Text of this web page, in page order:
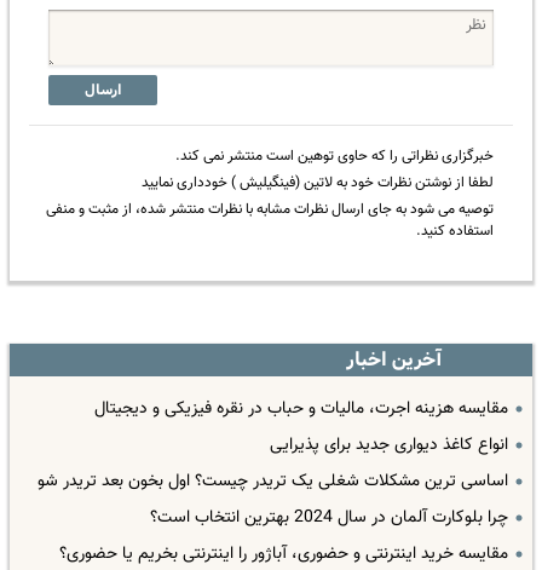
ارسال
خبرگزاری نظراتی را که حاوی توهین است منتشر نمی کند.
لطفا از نوشتن نظرات خود به لاتین (فینگیلیش ) خودداری نمایید
توصیه می شود به جای ارسال نظرات مشابه با نظرات منتشر شده، از مثبت و منفی
استفاده کنید.
آخرین اخبار
مقایسه هزینه اجرت، مالیات و حباب در نقره فیزیکی و دیجیتال
انواع کاغذ دیواری جدید برای پذیرایی
اساسی ترین مشکلات شغلی یک تریدر چیست؟ اول بخون بعد تریدر شو
چرا بلوکارت آلمان در سال 2024 بهترین انتخاب است؟
مقایسه خرید اینترنتی و حضوری، آباژور را اینترنتی بخریم یا حضوری؟